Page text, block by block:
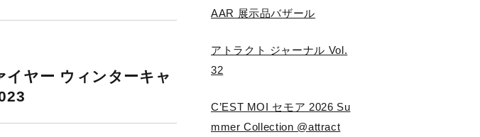
イヤー ウィンターキャ
AAR 展示品バザール
アトラクト ジャーナル Vol.
32
C’EST MOI セモア 2026 Su
mmer Collection @attract